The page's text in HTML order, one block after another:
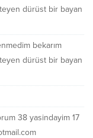
dürüst bir bayan
bekarım
dürüst bir bayan
38 yasindayim 17